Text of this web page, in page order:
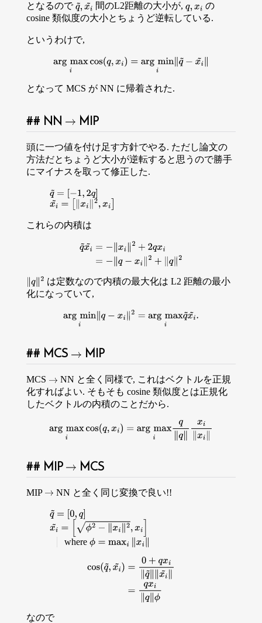
となるのでq~,xi ~
間のL2距離の大小が, q,xi
の
cosine 類似度の大小とちょうど逆転している.
というわけで,
argmaxicos(q ,xi )=argmin i∥q~ −x i~∥
となって MCS が NN に帰着された.
NN → MIP
頭に一つ値を付け足す方針でやる. ただし論文の
方法だとちょうど大小が逆転すると思うので勝手
にマイナスを取って修正した.
q~= −1,2 q]
xi~=[ i∥2 xi]
これらの内積は
~=− ∥x ∥2 +2q xi =− ∥q−x
q∥ 2 は定数なので内積の最大化は L2 距離の最小
化になっていて,
argmin ∥q−xi∥ 2= arg max iq~xi~.
MCS → MIP
MCS → NN と全く同様で, これはベクトルを正規
化すればよい. そもそも cosine 類似度とは正規化
したベクトルの内積のことだから.
argmaxicos(q ,xi) =argmaxiq∥q∥xi∥xi∥
MIP → MCS
MIP → NN と全く同じ変換で良い!!
q~= 0,q]
xi~=[ 2−∥xi ∥2 i]
where ϕ=maxi∥xi∥
=0 +q x ~∥ ∥x ~∥=
なので